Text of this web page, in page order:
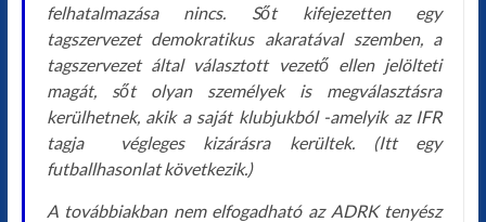
felhatalmazása nincs. Sőt kifejezetten egy
tagszervezet demokratikus akaratával szemben, a
tagszervezet által választott vezető ellen jelölteti
magát, sőt olyan személyek is megválasztásra
kerülhetnek, akik a saját klubjukból -amelyik az IFR
tagja végleges kizárásra kerültek. (Itt egy
futballhasonlat következik.)
A továbbiakban nem elfogadható az ADRK tenyész